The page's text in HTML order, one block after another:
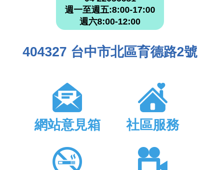
週一至週五:8:00-17:00
週六8:00-12:00
404327 台中市北區育德路2號
網站意見箱 社區服務